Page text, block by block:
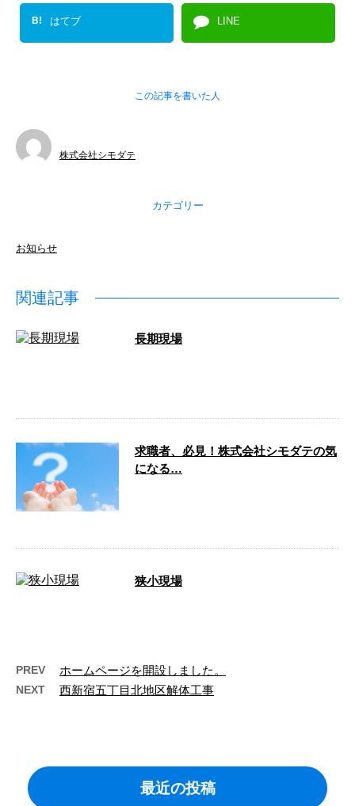
B! はてブ LINE
この記事を書いた人
株式会社シモダテ
カテゴリー
お知らせ
関連記事
長期現場
求職者、必見！株式会社シモダテの気
になる…
狭小現場
PREV ホームページを開設しました。
NEXT 西新宿五丁目北地区解体工事
最近の投稿